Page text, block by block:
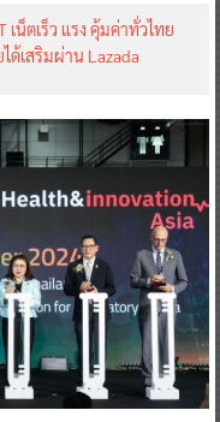
น็ตเร็ว แรง คุ้มค่าทั่วไทย
ด้เสริมผ่าน Lazada